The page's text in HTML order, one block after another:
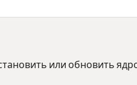
или обновить